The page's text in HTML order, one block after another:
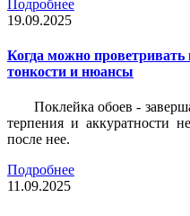
Подробнее
19.09.2025
Когда можно проветривать
тонкости и нюансы
Поклейка обоев -
терпения и аккуратности
после нее.
Подробнее
11.09.2025